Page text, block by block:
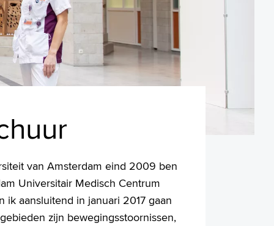
van Amsterdam eind 2009 ben
Universitair Medisch Centrum
aansluitend in januari 2017 gaan
zijn bewegingsstoornissen,